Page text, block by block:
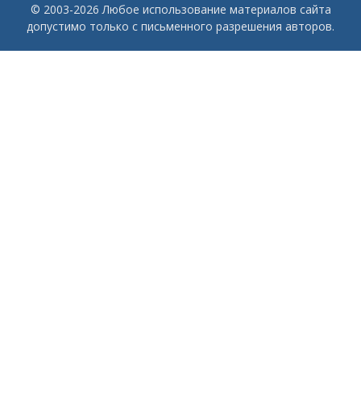
© 2003-2026 Любое использование материалов сайта
допустимо только с письменного разрешения авторов.